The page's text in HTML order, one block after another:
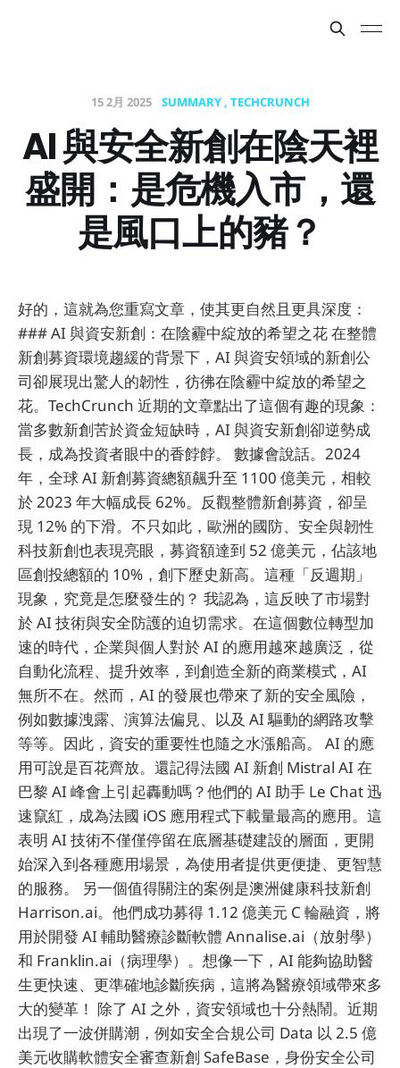
15 2月 2025 SUMMARY TECHCRUNCH
AI 與安全新創在陰天裡
盛開：是危機入市，還
是風口上的豬？
好的，這就為您重寫文章，使其更自然且更具深度：
### AI 與資安新創：在陰霾中綻放的希望之花 在整體
新創募資環境趨緩的背景下，AI 與資安領域的新創公
司卻展現出驚人的韌性，彷彿在陰霾中綻放的希望之
花。TechCrunch 近期的文章點出了這個有趣的現象：
當多數新創苦於資金短缺時，AI 與資安新創卻逆勢成
長，成為投資者眼中的香餑餑。 數據會說話。2024
年，全球 AI 新創募資總額飆升至 1100 億美元，相較
於 2023 年大幅成長 62%。反觀整體新創募資，卻呈
現 12% 的下滑。不只如此，歐洲的國防、安全與韌性
科技新創也表現亮眼，募資額達到 52 億美元，佔該地
區創投總額的 10%，創下歷史新高。這種「反週期」
現象，究竟是怎麼發生的？ 我認為，這反映了市場對
於 AI 技術與安全防護的迫切需求。在這個數位轉型加
速的時代，企業與個人對於 AI 的應用越來越廣泛，從
自動化流程、提升效率，到創造全新的商業模式，AI
無所不在。然而，AI 的發展也帶來了新的安全風險，
例如數據洩露、演算法偏見、以及 AI 驅動的網路攻擊
等等。因此，資安的重要性也隨之水漲船高。 AI 的應
用可說是百花齊放。還記得法國 AI 新創 Mistral AI 在
巴黎 AI 峰會上引起轟動嗎？他們的 AI 助手 Le Chat 迅
速竄紅，成為法國 iOS 應用程式下載量最高的應用。這
表明 AI 技術不僅僅停留在底層基礎建設的層面，更開
始深入到各種應用場景，為使用者提供更便捷、更智慧
的服務。 另一個值得關注的案例是澳洲健康科技新創
Harrison.ai。他們成功募得 1.12 億美元 C 輪融資，將
用於開發 AI 輔助醫療診斷軟體 Annalise.ai（放射學）
和 Franklin.ai（病理學）。想像一下，AI 能夠協助醫
生更快速、更準確地診斷疾病，這將為醫療領域帶來多
大的變革！ 除了 AI 之外，資安領域也十分熱鬧。近期
出現了一波併購潮，例如安全合規公司 Data 以 2.5 億
美元收購軟體安全審查新創 SafeBase，身份安全公司